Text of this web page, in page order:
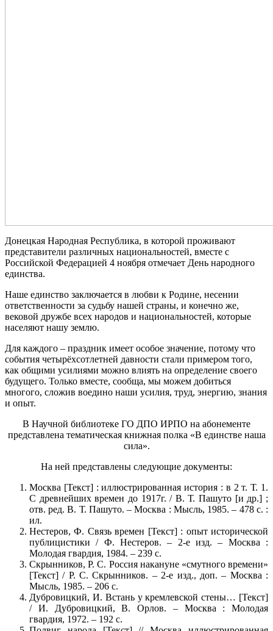
Донецкая Народная Республика, в которой проживают
представители различных национальностей, вместе с
Российской Федерацией 4 ноября отмечает День народного
единства.
Наше единство заключается в любви к Родине, несении
ответственности за судьбу нашей страны, и конечно же,
вековой дружбе всех народов и национальностей, которые
населяют нашу землю.
Для каждого – праздник имеет особое значение, потому что
события четырёхсотлетней давности стали примером того,
как общими усилиями можно влиять на определение своего
будущего. Только вместе, сообща, мы можем добиться
многого, сложив воедино наши усилия, труд, энергию, знания
и опыт.
В Научной библиотеке ГО ДПО ИРПО на абонементе
представлена тематическая книжная полка «В единстве наша
сила».
На ней представлены следующие документы:
Москва [Текст] : иллюстрированная история : в 2 т. Т. 1.
С древнейших времен до 1917г. / В. Т. Пашуто [и др.] ;
отв. ред. В. Т. Пашуто. – Москва : Мысль, 1985. – 478 с. :
ил.
Нестеров, Ф. Связь времен [Текст] : опыт исторической
публицистики / Ф. Нестеров. – 2-е изд. – Москва :
Молодая гвардия, 1984. – 239 с.
Скрынников, Р. С. Россия накануне «смутного времени»
[Текст] / Р. С. Скрынников. – 2-е изд., доп. – Москва :
Мысль, 1985. – 206 с.
Дубровицкий, И. Встань у кремлевской стены… [Текст]
/ И. Дубровицкий, В. Орлов. – Москва : Молодая
гвардия, 1972. – 192 с.